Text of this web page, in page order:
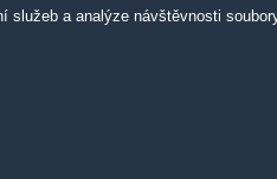
služeb a analýze návštěvnosti